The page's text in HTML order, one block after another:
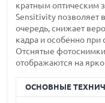
кратным оптическим
Sensitivity позволяет
очередь, снижает
кадра и особенно
Отснятые
отображаются на
ОСНОВНЫЕ